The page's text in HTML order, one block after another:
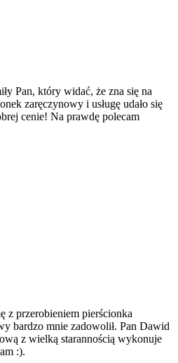
Pan, który widać, że zna się na
zaręczynowy i usługę udało się
cenie! Na prawdę polecam
z przerobieniem pierścionka
bardzo mnie zadowolił. Pan Dawid
z wielką starannością wykonuje
:).